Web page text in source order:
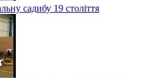
садибу 19 століття